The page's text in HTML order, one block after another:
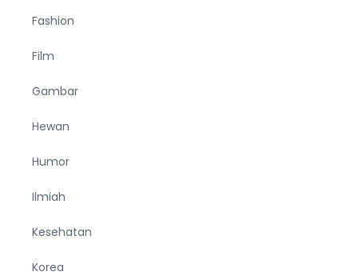
Fashion
Film
Gambar
Hewan
Humor
Ilmiah
Kesehatan
Korea